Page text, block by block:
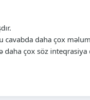
daha çox
daha çox söz